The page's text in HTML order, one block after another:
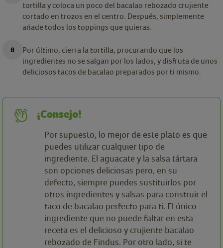
tortilla y coloca un poco del bacalao rebozado crujiente
cortado en trozos en el centro. Después, simplemente
añade todos los toppings que quieras.
Por último, cierra la tortilla, procurando que los
ingredientes no se salgan por los lados, y disfruta de unos
deliciosos tacos de bacalao preparados por ti mismo.
¡Consejo!
Por supuesto, lo mejor de este plato es que
puedes utilizar cualquier tipo de
ingrediente. El aguacate y la salsa tártara
son opciones deliciosas pero, en su
defecto, siempre puedes sustituirlos por
otros ingredientes y salsas para construir el
taco de bacalao perfecto para ti. El único
ingrediente que no puede faltar en esta
receta es el delicioso y crujiente bacalao
rebozado de Findus. Por otro lado, si te